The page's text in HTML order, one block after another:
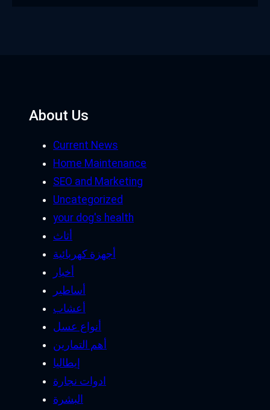
About Us
Current News
Home Maintenance
SEO and Marketing
Uncategorized
your dog's health
أثاث
أجهزة كهربائية
أخبار
أساطير
أعشاب
أنواع عسل
أهم التمارين
إيطاليا
ادوات نجارة
البشرة